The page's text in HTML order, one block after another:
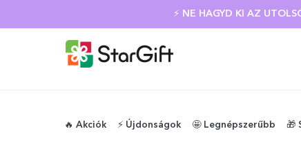
⚡ NE HAGYD KI AZ
🔥 Akciók ⚡️ Újdonságok 🤩 Legnépszerűbb 🎁